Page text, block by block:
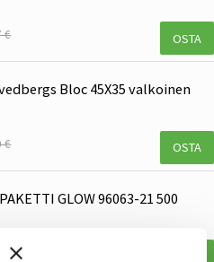
€ OSTA
Bloc 45X35 valkoinen
€ OSTA
GLOW 96063-21 500
€